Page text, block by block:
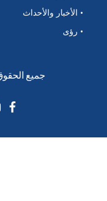
• الأخبار والأحداث
• رؤى
جميع